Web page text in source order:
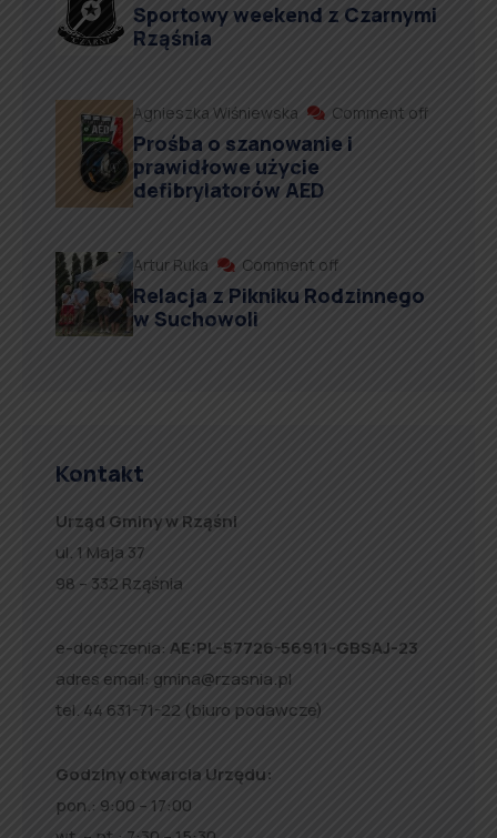
Sportowy weekend z Czarnymi
Rząśnia
Agnieszka Wiśniewska Comment off
Prośba o szanowanie i
prawidłowe użycie
defibrylatorów AED
Artur Ruka Comment off
Relacja z Pikniku Rodzinnego
w Suchowoli
Kontakt
Urząd Gminy w Rząśni
ul. 1 Maja 37
98 – 332 Rząśnia
e-doręczenia: AE:PL-57726-56911-GBSAJ-23
adres email: gmina@rzasnia.pl
tel. 44 631-71-22 (biuro podawcze)
Godziny otwarcia Urzędu:
pon.: 9:00 – 17:00